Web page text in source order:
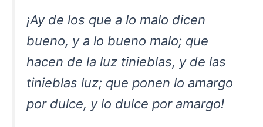
¡Ay de los que a lo malo dicen
bueno, y a lo bueno malo; que
hacen de la luz tinieblas, y de las
tinieblas luz; que ponen lo amargo
por dulce, y lo dulce por amargo!